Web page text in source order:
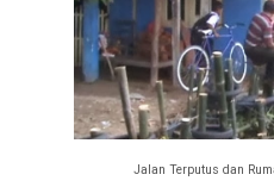
Jalan Terputus dan